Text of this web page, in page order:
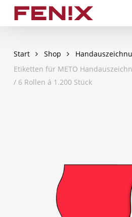
Start Shop
Etiketten für METO
/ 6 Rollen á 1.200 Stück